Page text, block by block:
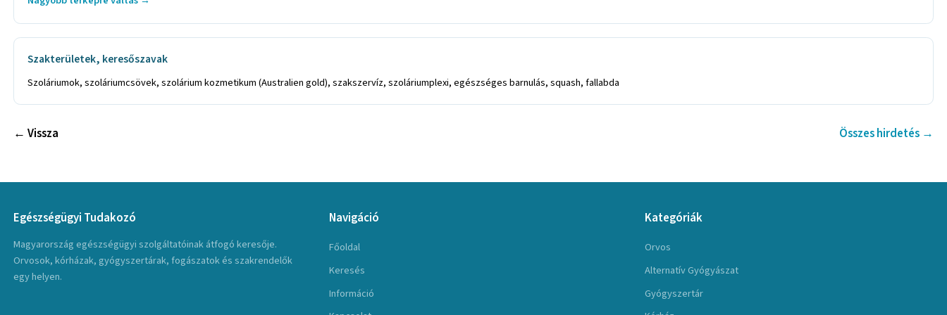
Szakterületek, keresőszavak
Szoláriumok, szoláriumcsövek, szolárium kozmetikum (Australien gold), szakszervíz, szoláriumplexi, egészséges barnulás, squash, fallabda
← Vissza Összes hirdetés →
Egészségügyi Tudakozó
Magyarország egészségügyi szolgáltatóinak átfogó keresője.
Orvosok, kórházak, gyógyszertárak, fogászatok és szakrendelők
egy helyen.
Navigáció
Főoldal
Keresés
Információ
Kategóriák
Orvos
Alternatív Gyógyászat
Gyógyszertár